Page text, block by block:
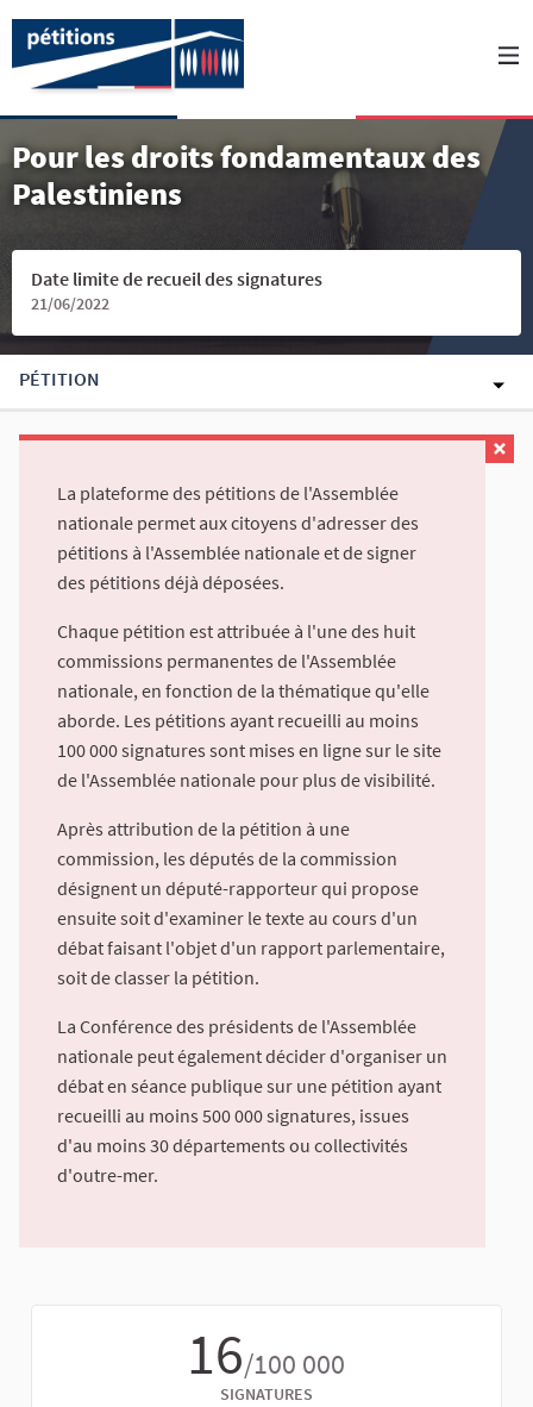
Pour les droits fondamentaux des
Palestiniens
Date limite de recueil des signatures
21/06/2022
PÉTITION
La plateforme des pétitions de l'Assemblée
nationale permet aux citoyens d'adresser des
pétitions à l'Assemblée nationale et de signer
des pétitions déjà déposées.
Chaque pétition est attribuée à l'une des huit
commissions permanentes de l'Assemblée
nationale, en fonction de la thématique qu'elle
aborde. Les pétitions ayant recueilli au moins
100 000 signatures sont mises en ligne sur le site
de l'Assemblée nationale pour plus de visibilité.
Après attribution de la pétition à une
commission, les députés de la commission
désignent un député-rapporteur qui propose
ensuite soit d'examiner le texte au cours d'un
débat faisant l'objet d'un rapport parlementaire,
soit de classer la pétition.
La Conférence des présidents de l'Assemblée
nationale peut également décider d'organiser un
débat en séance publique sur une pétition ayant
recueilli au moins 500 000 signatures, issues
d'au moins 30 départements ou collectivités
d'outre-mer.
16/100 000
SIGNATURES